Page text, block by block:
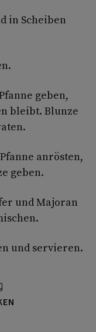
in Scheiben
geben,
bleibt. Blunze
anrösten,
geben.
und Majoran
und servieren.